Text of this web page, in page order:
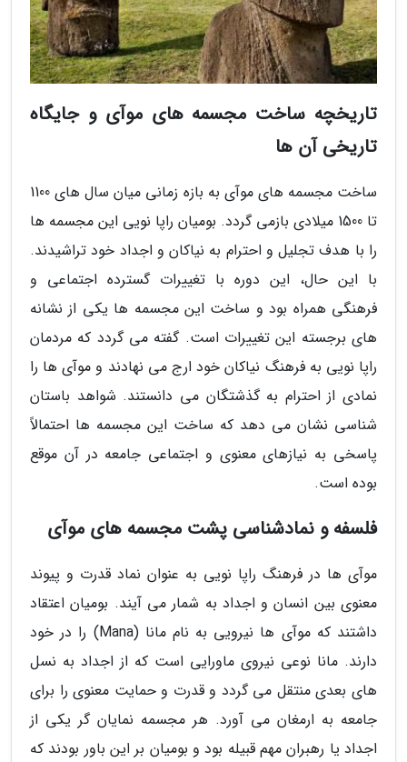
تاریخچه ساخت مجسمه های موآی و جایگاه
تاریخی آن ها
ساخت مجسمه های موآی به بازه زمانی میان سال های 1100
تا 1500 میلادی بازمی گردد. بومیان راپا نویی این مجسمه ها
را با هدف تجلیل و احترام به نیاکان و اجداد خود تراشیدند.
با این حال، این دوره با تغییرات گسترده اجتماعی و
فرهنگی همراه بود و ساخت این مجسمه ها یکی از نشانه
های برجسته این تغییرات است. گفته می گردد که مردمان
راپا نویی به فرهنگ نیاکان خود ارج می نهادند و موآی ها را
نمادی از احترام به گذشتگان می دانستند. شواهد باستان
شناسی نشان می دهد که ساخت این مجسمه ها احتمالاً
پاسخی به نیازهای معنوی و اجتماعی جامعه در آن موقع
بوده است.
فلسفه و نمادشناسی پشت مجسمه های موآی
موآی ها در فرهنگ راپا نویی به عنوان نماد قدرت و پیوند
معنوی بین انسان و اجداد به شمار می آیند. بومیان اعتقاد
داشتند که موآی ها نیرویی به نام مانا (Mana) را در خود
دارند. مانا نوعی نیروی ماورایی است که از اجداد به نسل
های بعدی منتقل می گردد و قدرت و حمایت معنوی را برای
جامعه به ارمغان می آورد. هر مجسمه نمایان گر یکی از
اجداد یا رهبران مهم قبیله بود و بومیان بر این باور بودند که